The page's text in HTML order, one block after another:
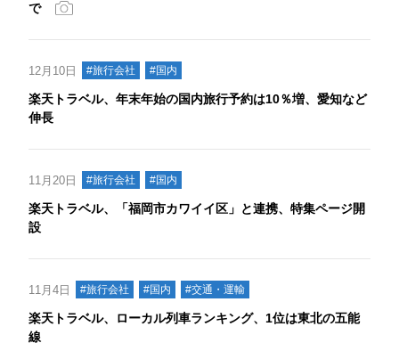
で
12月10日 #旅行会社 #国内
楽天トラベル、年末年始の国内旅行予約は10％増、愛知など
伸長
11月20日 #旅行会社 #国内
楽天トラベル、「福岡市カワイイ区」と連携、特集ページ開
設
11月4日 #旅行会社 #国内 #交通・運輸
楽天トラベル、ローカル列車ランキング、1位は東北の五能
線